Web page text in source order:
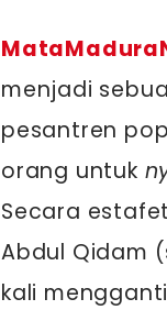
menjadi
pesantren
orang untuk
Secara
Abdul Qidam
kali